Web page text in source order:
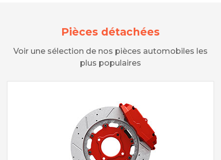
Pièces détachées
Voir une sélection de nos pièces automobiles les
plus populaires